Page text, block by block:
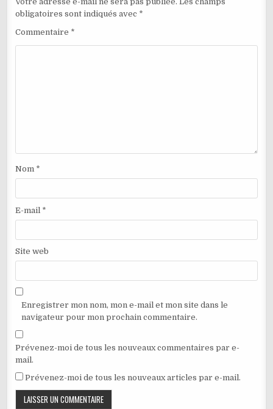
obligatoires sont indiqués avec *
Commentaire *
Nom *
E-mail *
Site web
Enregistrer mon nom, mon e-mail et mon site dans le
navigateur pour mon prochain commentaire.
Prévenez-moi de tous les nouveaux commentaires par e-
mail.
Prévenez-moi de tous les nouveaux articles par e-mail.